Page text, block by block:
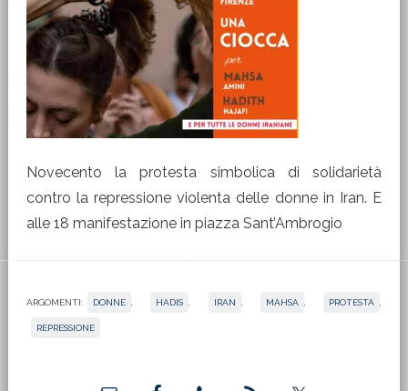
Novecento la protesta simbolica di solidarietà
contro la repressione violenta delle donne in Iran. E
alle 18 manifestazione in piazza Sant’Ambrogio
ARGOMENTI: DONNE HADIS IRAN MAHSA PROTESTA
REPRESSIONE